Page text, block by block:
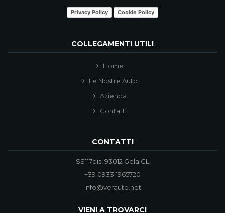
Privacy Policy Cookie Policy
COLLEGAMENTI UTILI
Home
Le Nostre Auto
Azienda
Contatti
CONTATTI
SS117bis, 93012 Gela CL
+39 0933 1965720
info@verauto.net
VIENI A TROVARCI